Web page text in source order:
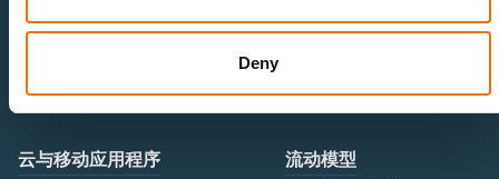
Deny
血管造影设备集成 虚拟模拟
云与移动应用程序 流动模型